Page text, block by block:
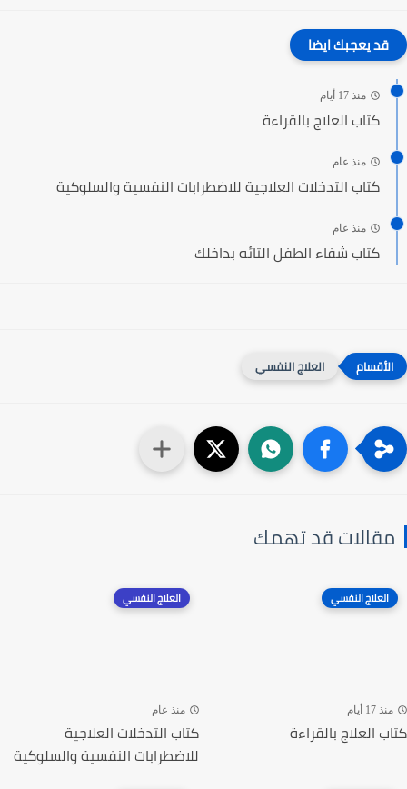
قد يعجبك ايضا
منذ 17 أيام
كتاب العلاج بالقراءة
منذ عام
كتاب التدخلات العلاجية للاضطرابات النفسية والسلوكية
منذ عام
كتاب شفاء الطفل التائه بداخلك
العلاج النفسي
مقالات قد تهمك
العلاج النفسي
منذ 17 أيام
كتاب العلاج بالقراءة
العلاج النفسي
منذ عام
كتاب التدخلات العلاجية
للاضطرابات النفسية والسلوكية